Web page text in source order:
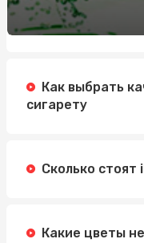
Як стати
полігелем: 5 кроків
водіння
Как выбрать
сигарету
Сколько стоят
Какие цветы